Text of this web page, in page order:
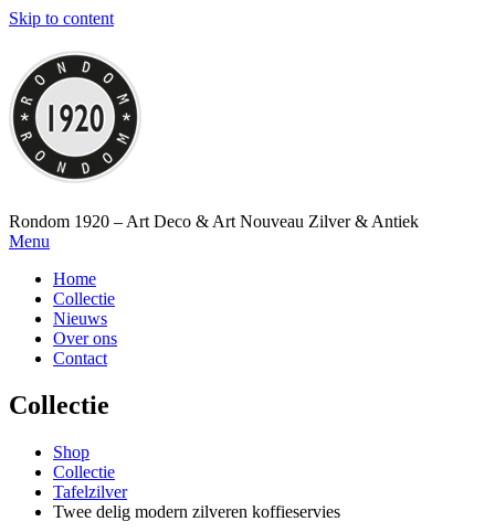
Skip to content
Rondom 1920 – Art Deco & Art Nouveau Zilver & Antiek
Menu
Home
Collectie
Nieuws
Over ons
Contact
Collectie
Shop
Collectie
Tafelzilver
Twee delig modern zilveren koffieservies